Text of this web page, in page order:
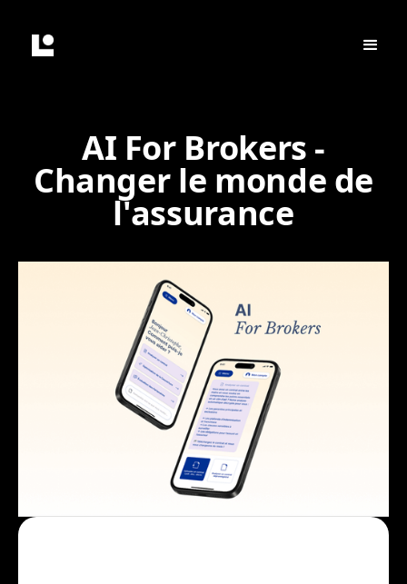
AI For Brokers -
Changer le monde de
l'assurance